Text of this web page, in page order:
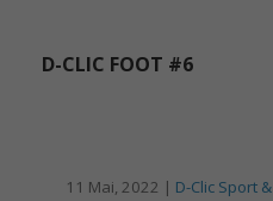
D-CLIC FOOT #6
11 Mai, 2022 | D-Clic Sport &